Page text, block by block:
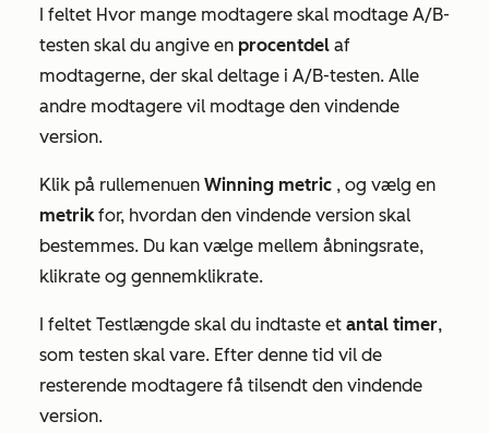
I feltet Hvor mange modtagere skal modtage A/B-
testen skal du angive en procentdel af
modtagerne, der skal deltage i A/B-testen. Alle
andre modtagere vil modtage den vindende
version.
Klik på rullemenuen Winning metric , og vælg en
metrikfor, hvordan den vindende version skal
bestemmes. Du kan vælge mellem åbningsrate,
klikrate og gennemklikrate.
I feltet Testlængde skal du indtaste et antal timer,
som testen skal vare. Efter denne tid vil de
resterende modtagere få tilsendt den vindende
version.